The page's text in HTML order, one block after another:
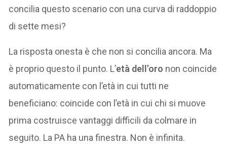
concilia questo scenario con una curva di raddoppio
di sette mesi?
La risposta onesta è che non si concilia ancora. Ma
è proprio questo il punto. L’età dell’oro non coincide
automaticamente con l’età in cui tutti ne
beneficiano: coincide con l’età in cui chi si muove
prima costruisce vantaggi difficili da colmare in
seguito. La PA ha una finestra. Non è infinita.